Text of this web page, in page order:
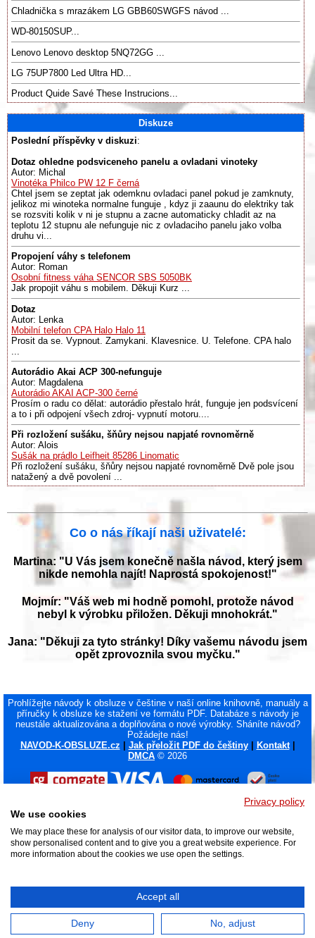
Chladnička s mrazákem LG GBB60SWGFS návod ...
WD-80150SUP...
Lenovo Lenovo desktop 5NQ72GG ...
LG 75UP7800 Led Ultra HD...
Product Quide Savé These Instrucions...
Diskuze
Poslední příspěvky v diskuzi:
Dotaz ohledne podsviceneho panelu a ovladani vinoteky
Autor: Michal
Vinotéka Philco PW 12 F černá
Chtel jsem se zeptat jak odemknu ovladaci panel pokud je zamknuty,
jelikoz mi winoteka normalne funguje , kdyz ji zaaunu do elektriky tak
se rozsviti kolik v ni je stupnu a zacne automaticky chladit az na
teplotu 12 stupnu ale nefunguje nic z ovladaciho panelu jako volba
druhu vi...
Propojení váhy s telefonem
Autor: Roman
Osobní fitness váha SENCOR SBS 5050BK
Jak propojit váhu s mobilem. Děkuji Kurz ...
Dotaz
Autor: Lenka
Mobilní telefon CPA Halo Halo 11
Prosit da se. Vypnout. Zamykani. Klavesnice. U. Telefone. CPA halo
Autorádio Akai ACP 300-nefunguje
Autor: Magdalena
Autorádio AKAI ACP-300 černé
Prosím o radu co dělat: autorádio přestalo hrát, funguje jen podsvícení
a to i při odpojení všech zdroj- vypnutí motoru....
Při rozložení sušáku, šňůry nejsou napjaté rovnoměrně
Autor: Alois
Sušák na prádlo Leifheit 85286 Linomatic
Při rozložení sušáku, šňůry nejsou napjaté rovnoměrně Dvě pole jsou
natažený a dvě povolení ...
Co o nás říkají naši uživatelé:
Martina: "U Vás jsem konečně našla návod, který jsem
nikde nemohla najít! Naprostá spokojenost!"
Mojmír: "Váš web mi hodně pomohl, protože návod
nebyl k výrobku přiložen. Děkuji mnohokrát."
Jana: "Děkuji za tyto stránky! Díky vašemu návodu jsem
opět zprovoznila svou myčku."
Prohlížejte návody k obsluze v češtine v naší online knihovně, manuály a
příručky k obsluze ke stažení ve formátu PDF. Databáze s návody je
neustále aktualizována a doplňována o nové výrobky. Sháníte návod?
Požádejte nás!
NAVOD-K-OBSLUZE.cz
Jak přeložit PDF do češtiny| Kontakt
DMCA © 2026
Privacy policy
We use cookies
We may place these for analysis of our visitor data, to improve our website,
show personalised content and to give you a great website experience. For
more information about the cookies we use open the settings.
Accept all
Deny No, adjust